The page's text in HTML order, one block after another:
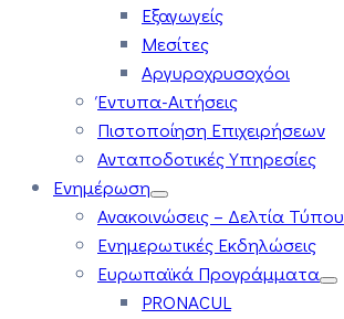
Εξαγωγείς
Μεσίτες
Αργυροχρυσοχόοι
Έντυπα-Αιτήσεις
Πιστοποίηση Επιχειρήσεων
Ανταποδοτικές Υπηρεσίες
Ενημέρωση
Ανακοινώσεις – Δελτία Τύπου
Ενημερωτικές Εκδηλώσεις
Ευρωπαϊκά Προγράμματα
PRONACUL